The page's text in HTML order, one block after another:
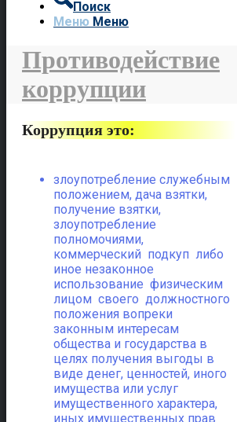
Поиск
Меню Меню
Противодействие
коррупции
Коррупция это:
злоупотребление служебным
положением, дача взятки,
получение взятки,
злоупотребление
полномочиями,
коммерческий подкуп либо
иное незаконное
использование физическим
лицом своего должностного
положения вопреки
законным интересам
общества и государства в
целях получения выгоды в
виде денег, ценностей, иного
имущества или услуг
имущественного характера,
иных имущественных прав